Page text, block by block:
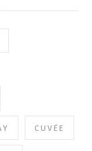
CUVÉE